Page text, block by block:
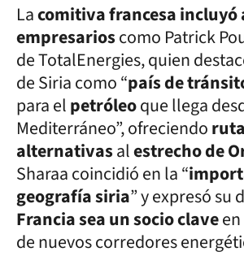
Lacomitiva francesa incluyó
empresarioscomo Patrick
de TotalEnergies, quien
de Siria como “país de
para elpetróleoque llega
Mediterráneo”, ofreciendo
alternativasalestrecho de
Sharaa coincidió en la “
geografía siria” y expresó su
Francia sea un socio clave
de nuevos corredores